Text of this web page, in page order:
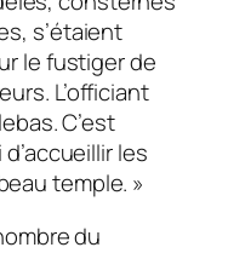
s’étaient
le fustiger de
L’officiant
C’est
les
temple. »
du